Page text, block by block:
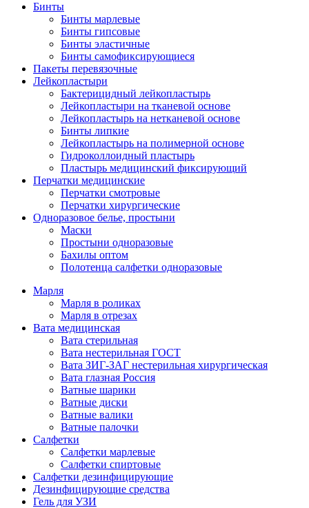
Бинты
Бинты марлевые
Бинты гипсовые
Бинты эластичные
Бинты самофиксирующиеся
Пакеты перевязочные
Лейкопластыри
Бактерицидный лейкопластырь
Лейкопластыри на тканевой основе
Лейкопластырь на нетканевой основе
Бинты липкие
Лейкопластырь на полимерной основе
Гидроколлоидный пластырь
Пластырь медицинский фиксирующий
Перчатки медицинские
Перчатки смотровые
Перчатки хирургические
Одноразовое белье, простыни
Маски
Простыни одноразовые
Бахилы оптом
Полотенца салфетки одноразовые
Марля
Марля в роликах
Марля в отрезах
Вата медицинская
Вата стерильная
Вата нестерильная ГОСТ
Вата ЗИГ-ЗАГ нестерильная хирургическая
Вата глазная Россия
Ватные шарики
Ватные диски
Ватные валики
Ватные палочки
Салфетки
Салфетки марлевые
Салфетки спиртовые
Салфетки дезинфицирующие
Дезинфицирующие средства
Гель для УЗИ